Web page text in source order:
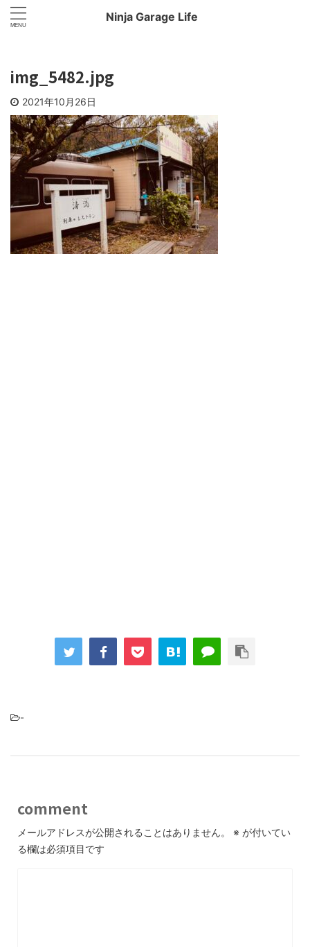
Ninja Garage Life
img_5482.jpg
2021年10月26日
-
comment
メールアドレスが公開されることはありません。 ※ が付いてい
る欄は必須項目です